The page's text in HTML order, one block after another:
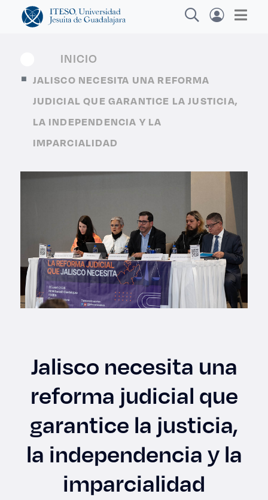
Explora sitios web, programas académicos,
actividades y noticias
Enlaces de interés
Aspirantes
Graduaciones
CRUCE
Derecho
Lo más buscado
INICIO
JALISCO NECESITA UNA REFORMA
JUDICIAL QUE GARANTICE LA JUSTICIA,
LA INDEPENDENCIA Y LA
IMPARCIALIDAD
Jalisco necesita una
reforma judicial que
garantice la justicia,
la independencia y la
imparcialidad